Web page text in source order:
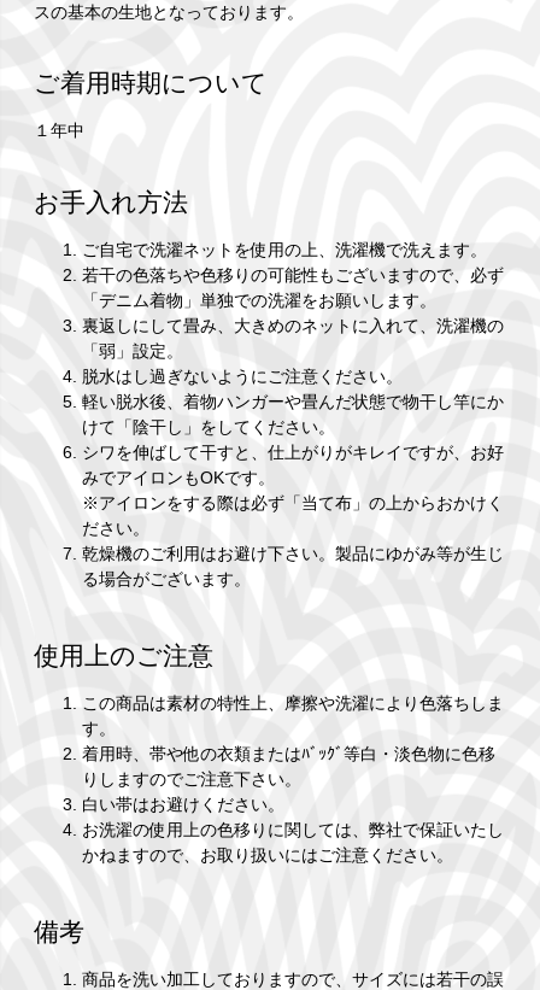
スの基本の生地となっております。
ご着用時期について
１年中
お手入れ方法
ご自宅で洗濯ネットを使用の上、洗濯機で洗えます。
若干の色落ちや色移りの可能性もございますので、必ず
「デニム着物」単独での洗濯をお願いします。
裏返しにして畳み、大きめのネットに入れて、洗濯機の
「弱」設定。
脱水はし過ぎないようにご注意ください。
軽い脱水後、着物ハンガーや畳んだ状態で物干し竿にか
けて「陰干し」をしてください。
シワを伸ばして干すと、仕上がりがキレイですが、お好
みでアイロンもOKです。
※アイロンをする際は必ず「当て布」の上からおかけく
ださい。
乾燥機のご利用はお避け下さい。製品にゆがみ等が生じ
る場合がございます。
使用上のご注意
この商品は素材の特性上、摩擦や洗濯により色落ちしま
す。
着用時、帯や他の衣類またはﾊﾞｯｸﾞ等白・淡色物に色移
りしますのでご注意下さい。
白い帯はお避けください。
お洗濯の使用上の色移りに関しては、弊社で保証いたし
かねますので、お取り扱いにはご注意ください。
備考
商品を洗い加工しておりますので、サイズには若干の誤